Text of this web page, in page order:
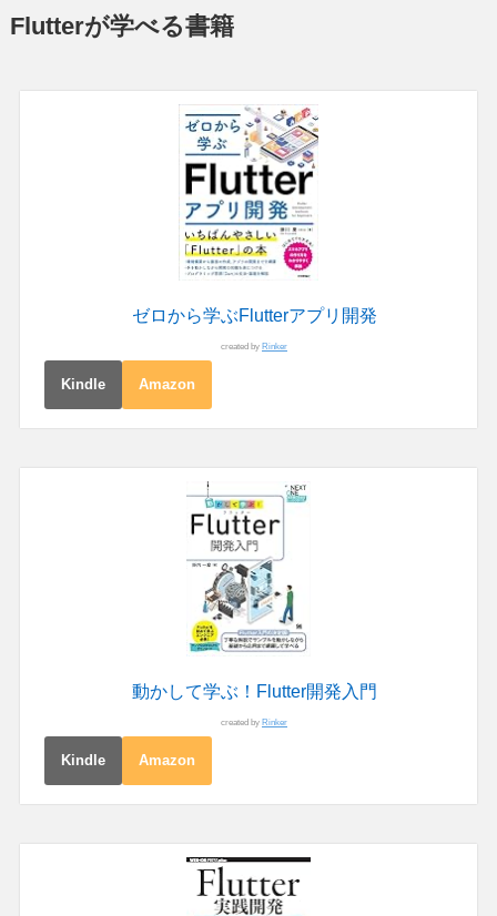
Flutterが学べる書籍
ゼロから学ぶFlutterアプリ開発
created by Rinker
Kindle Amazon
動かして学ぶ！Flutter開発入門
created by Rinker
Kindle Amazon